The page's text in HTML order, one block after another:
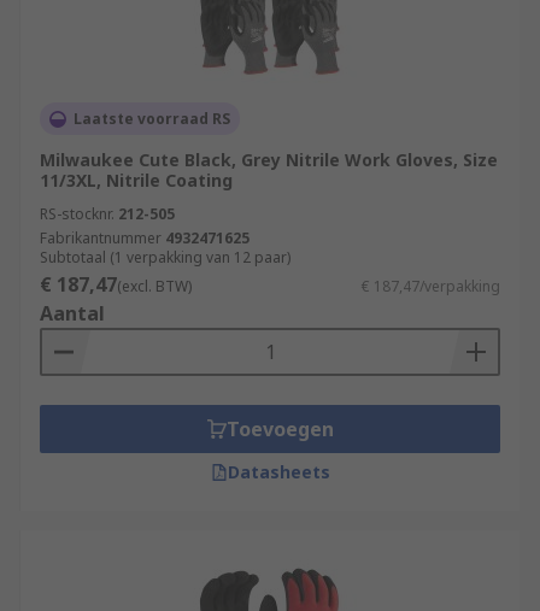
Laatste voorraad RS
Milwaukee Cute Black, Grey Nitrile Work Gloves, Size
11/3XL, Nitrile Coating
RS-stocknr. 212-505
Fabrikantnummer 4932471625
Subtotaal (1 verpakking van 12 paar)
€ 187,47(excl. BTW) € 187,47/verpakking
Aantal
Toevoegen
Datasheets